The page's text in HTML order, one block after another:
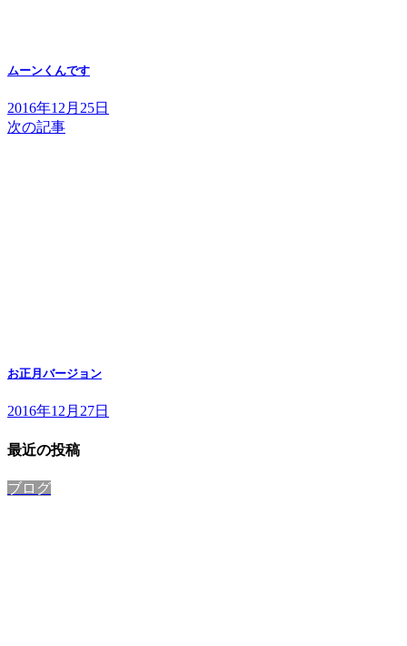
ムーンくんです
2016年12月25日
次の記事
お正月バージョン
2016年12月27日
最近の投稿
ブログ